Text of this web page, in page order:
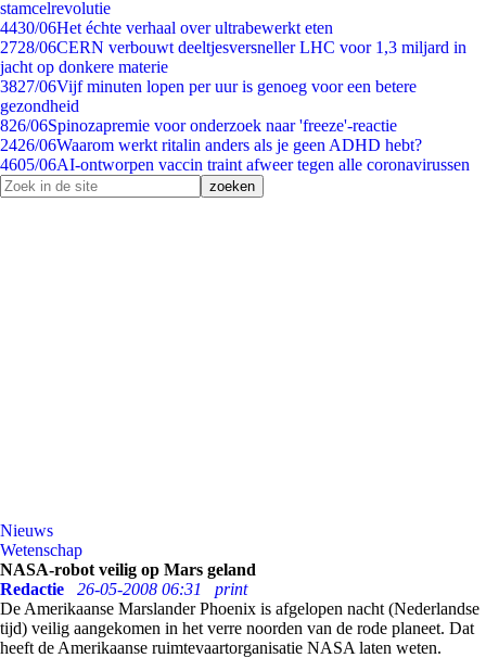
stamcelrevolutie
4430/06Het échte verhaal over ultrabewerkt eten
2728/06CERN verbouwt deeltjesversneller LHC voor 1,3 miljard in
jacht op donkere materie
3827/06Vijf minuten lopen per uur is genoeg voor een betere
gezondheid
826/06Spinozapremie voor onderzoek naar 'freeze'-reactie
2426/06Waarom werkt ritalin anders als je geen ADHD hebt?
4605/06AI-ontworpen vaccin traint afweer tegen alle coronavirussen
Nieuws
Wetenschap
NASA-robot veilig op Mars geland
Redactie
26-05-2008 06:31
print
De Amerikaanse Marslander Phoenix is afgelopen nacht (Nederlandse
tijd) veilig aangekomen in het verre noorden van de rode planeet. Dat
heeft de Amerikaanse ruimtevaartorganisatie NASA laten weten.